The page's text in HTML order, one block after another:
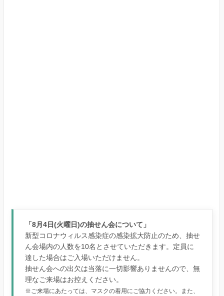
「8月4日(火曜日)の抽せん会について」
新型コロナウィルス感染症の感染拡大防止のため、抽せ
ん会場内の人数を10名とさせていただきます。定員に
達した場合はご入場いただけません。
抽せん会への出欠は当落に一切影響ありませんので、無
理なご来場はお控えください。
※ご来場にあたっては、マスクの着用にご協力ください。また、